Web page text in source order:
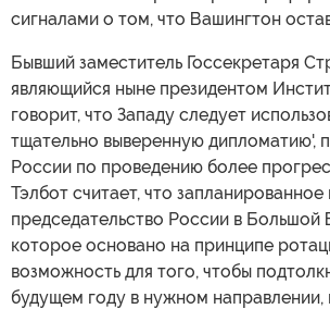
сигналами о том, что Вашингтон
Бывший заместитель Госсекретаря
являющийся ныне президентом
говорит, что Западу следует
тщательно выверенную дипломатию',
России по проведению более
Тэлбот считает, что запланированное
председательство России в Большой
которое основано на принципе
возможность для того, чтобы
будущем году в нужном направлении,